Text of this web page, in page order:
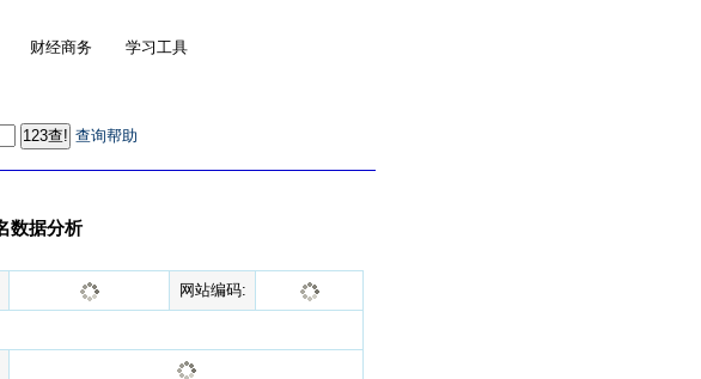
财经商务 学习工具
查询帮助
数据分析
网站编码: